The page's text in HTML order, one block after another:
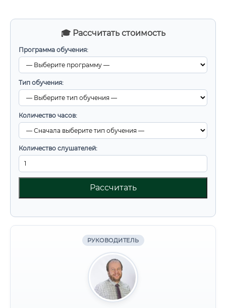
🎓 Рассчитать стоимость
Программа обучения:
Тип обучения:
Количество часов:
Количество слушателей:
Рассчитать
РУКОВОДИТЕЛЬ